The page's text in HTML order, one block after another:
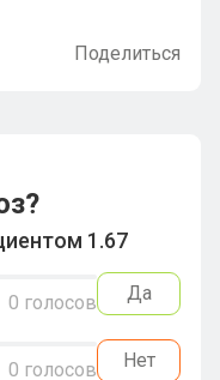
Поделиться
1.67
0 голосов Да
0 голосов Нет